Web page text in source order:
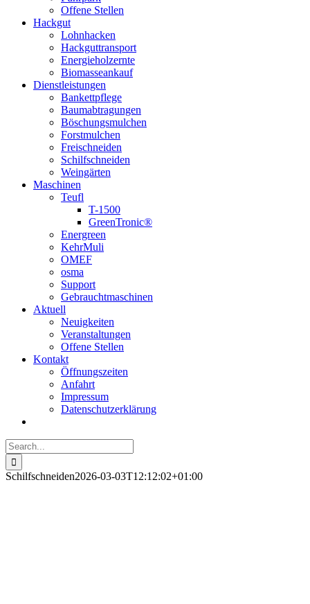
Offene Stellen
Hackgut
Lohnhacken
Hackguttransport
Energieholzernte
Biomasseankauf
Dienstleistungen
Bankettpflege
Baumabtragungen
Böschungsmulchen
Forstmulchen
Freischneiden
Schilfschneiden
Weingärten
Maschinen
Teufl
T-1500
GreenTronic®
Energreen
KehrMuli
OMEF
osma
Support
Gebrauchtmaschinen
Aktuell
Neuigkeiten
Veranstaltungen
Offene Stellen
Kontakt
Öffnungszeiten
Anfahrt
Impressum
Datenschutzerklärung
Search
for:
Schilfschneiden2026-03-03T12:12:02+01:00